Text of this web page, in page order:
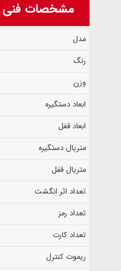
مشخصات فنی
مدل
رنگ
وزن
ابعاد دستگیره
ابعاد قفل
متریال دستگیره
متریال قفل
تعداد اثر انگشت
تعداد رمز
تعداد کارت
ریموت کنترل